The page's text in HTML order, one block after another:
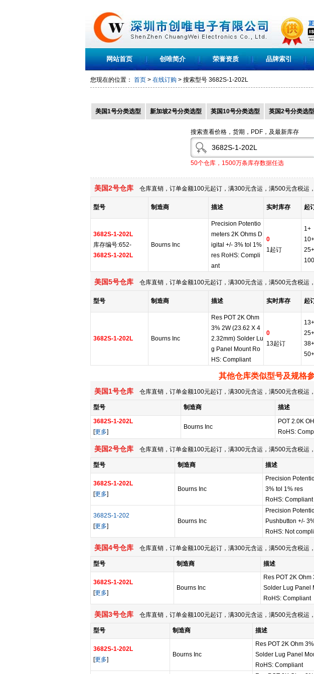
网站首页 创唯简介 荣誉资质 品牌索引
您现在的位置： 首页 > 在线订购 > 搜索型号 3682S-1-202L
美国1号分类选型 新加坡2号分类选型 英国10号分类选型 英国2号分类选型
搜索查看价格，货期，PDF，及最新库存
50个仓库，1500万条库存数据任选
美国2号仓库 仓库直销，订单金额100元起订，满300元含运，满500元含税运
型号 制造商 描述 实时库存 起
3682S-1-202L
库存编号:652-
3682S-1-202L
Bourns Inc
Precision Potentio
meters 2K Ohms D
igital +/- 3% tol 1%
res RoHS: Compli
ant
0
1起订
1+
10+
25+
美国5号仓库 仓库直销，订单金额100元起订，满300元含运，满500元含税运
型号 制造商 描述 实时库存 起
3682S-1-202L Bourns Inc
Res POT 2K Ohm
3% 2W (23.62 X 4
2.32mm) Solder Lu
g Panel Mount Ro
HS: Compliant
0
13起订
13+
25+
38+
50+
其他仓库类似型号及规格
美国1号仓库 仓库直销，订单金额100元起订，满300元含运，满500元含税运
型号 制造商 描述
3682S-1-202L
[更多]
Bourns Inc
POT 2.0K
RoHS:
美国2号仓库 仓库直销，订单金额100元起订，满300元含运，满500元含税运
型号 制造商 描述
3682S-1-202L
[更多]
Bourns Inc
Precision
3% tol 1% res
RoHS: Compliant
3682S-1-202
[更多]
Bourns Inc
Precision
Pushbutton +/-
RoHS: Not
美国4号仓库 仓库直销，订单金额100元起订，满300元含运，满500元含税运
型号 制造商 描述
3682S-1-202L
[更多]
Bourns Inc
Res POT 2K
Solder Lug Panel
RoHS: Compliant
美国3号仓库 仓库直销，订单金额100元起订，满300元含运，满500元含税运
型号 制造商 描述
3682S-1-202L
[更多]
Bourns Inc
Res POT 2K Ohm
Solder Lug Panel
RoHS: Compliant